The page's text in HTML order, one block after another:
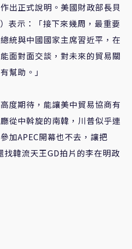
出正式說明。美國財政部長貝
表示：「接下來幾周，最重要
統與中國國家主席習近平，在
面對面交談，對未來的貿易關
幫助。」
度期待，能讓美中貿易協商有
從中斡旋的南韓，川普似乎連
加APEC開幕也不去，讓把
找韓流天王GD拍片的李在明政